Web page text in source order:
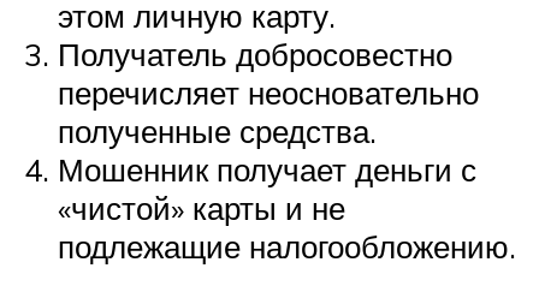
этом личную карту.
Получатель добросовестно
перечисляет неосновательно
полученные средства.
Мошенник получает деньги с
«чистой» карты и не
подлежащие налогообложению.